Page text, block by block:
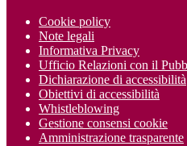
Cookie policy
Note legali
Informativa Privacy
Ufficio Relazioni con il
Dichiarazione di accessibilità
Obiettivi di accessibilità
Whistleblowing
Gestione consensi cookie
Amministrazione trasparente